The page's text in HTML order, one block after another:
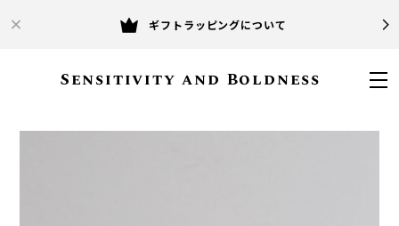
ギフトラッピングについて
Sensitivity and Boldness